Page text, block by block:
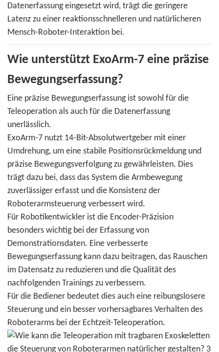
Datenerfassung eingesetzt wird, trägt die geringere
Latenz zu einer reaktionsschnelleren und natürlicheren
Mensch-Roboter-Interaktion bei.
Wie unterstützt ExoArm-7 eine präzise
Bewegungserfassung?
Eine präzise Bewegungserfassung ist sowohl für die
Teleoperation als auch für die Datenerfassung
unerlässlich.
ExoArm-7 nutzt 14-Bit-Absolutwertgeber mit einer
Umdrehung, um eine stabile Positionsrückmeldung und
präzise Bewegungsverfolgung zu gewährleisten. Dies
trägt dazu bei, dass das System die Armbewegung
zuverlässiger erfasst und die Konsistenz der
Roboterarmsteuerung verbessert wird.
Für Robotikentwickler ist die Encoder-Präzision
besonders wichtig bei der Erfassung von
Demonstrationsdaten. Eine verbesserte
Bewegungserfassung kann dazu beitragen, das Rauschen
im Datensatz zu reduzieren und die Qualität des
nachfolgenden Trainings zu verbessern.
Für die Bediener bedeutet dies auch eine reibungslosere
Steuerung und ein besser vorhersagbares Verhalten des
Roboterarms bei der Echtzeit-Teleoperation.